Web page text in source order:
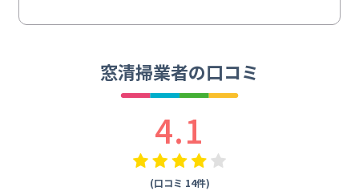
窓清掃業者の口コミ
4.1
(口コミ 14件)